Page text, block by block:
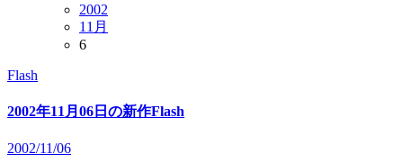
2002
11月
6
Flash
2002年11月06日の新作Flash
2002/11/06